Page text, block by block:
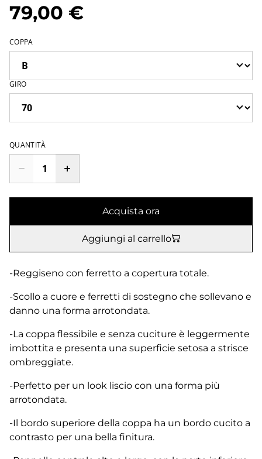
79,00 €
COPPA
GIRO
QUANTITÀ
Acquista ora
Aggiungi al carrello
-Reggiseno con ferretto a copertura totale.
-Scollo a cuore e ferretti di sostegno che sollevano e
danno una forma arrotondata.
-La coppa flessibile e senza cuciture è leggermente
imbottita e presenta una superficie setosa a strisce
ombreggiate.
-Perfetto per un look liscio con una forma più
arrotondata.
-Il bordo superiore della coppa ha un bordo cucito a
contrasto per una bella finitura.